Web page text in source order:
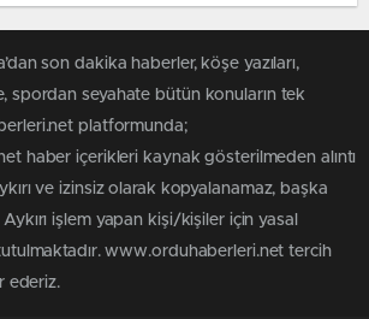
son dakika haberler, köşe yazıları,
spordan seyahate bütün konuların tek
platformunda;
haber içerikleri kaynak gösterilmeden alıntı
ve izinsiz olarak kopyalanamaz, başka
işlem yapan kişi/kişiler için yasal
www.orduhaberleri.net tercih
ederiz.